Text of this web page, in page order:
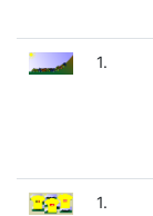
1.
1.